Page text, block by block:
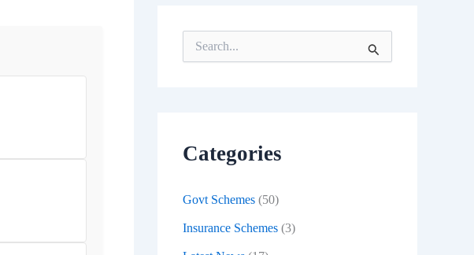
o
Categories
Govt Schemes (50)
Insurance Schemes (3)